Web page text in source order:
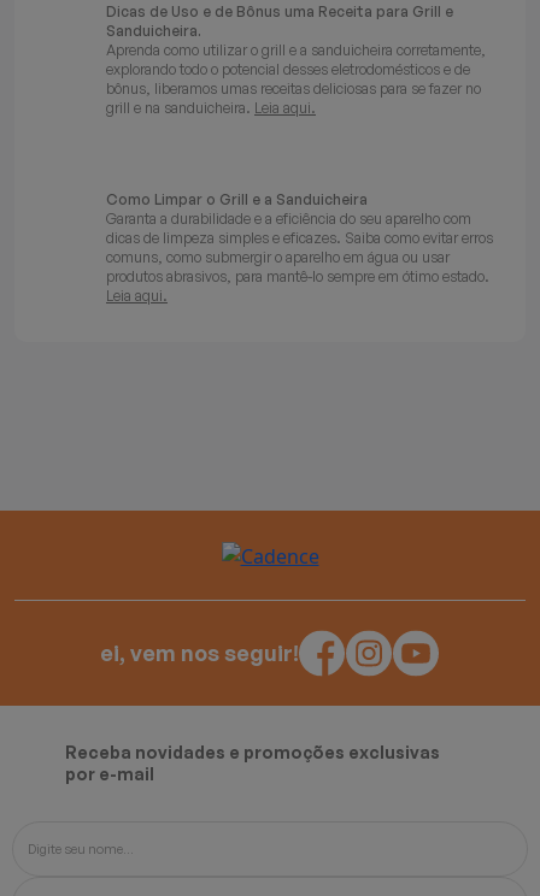
Dicas de Uso e de Bônus uma Receita para Grill e
Sanduicheira.
Aprenda como utilizar o grill e a sanduicheira corretamente,
explorando todo o potencial desses eletrodomésticos e de
bônus, liberamos umas receitas deliciosas para se fazer no
grill e na sanduicheira. Leia aqui.
Como Limpar o Grill e a Sanduicheira
Garanta a durabilidade e a eficiência do seu aparelho com
dicas de limpeza simples e eficazes. Saiba como evitar erros
comuns, como submergir o aparelho em água ou usar
produtos abrasivos, para mantê-lo sempre em ótimo estado.
Leia aqui.
ei, vem nos seguir!
Receba novidades e promoções exclusivas
por e-mail